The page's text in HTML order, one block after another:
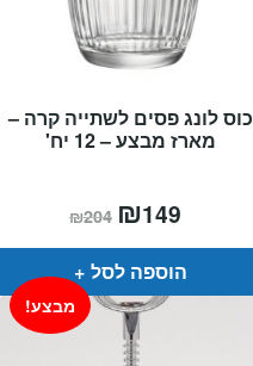
כוס לונג פסים לשתייה קרה –
מארז מבצע – 12 יח'
₪204 המחיר
המקורי
היה:
₪204.
₪149
הוא:
הוספה לסל
מבצע!